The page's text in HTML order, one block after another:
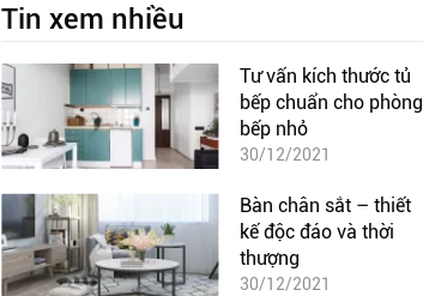
Tin xem nhiều
Tư vấn kích thước tủ
bếp chuẩn cho phòng
bếp nhỏ
30/12/2021
Bàn chân sắt – thiết
kế độc đáo và thời
thượng
30/12/2021